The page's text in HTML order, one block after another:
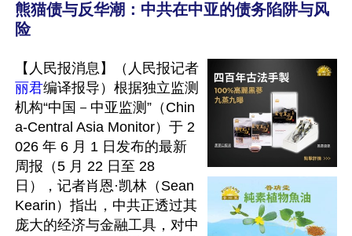
熊猫债与反华潮：中共在中亚的债务陷阱与风
险
【人民报消息】（人民报记者
丽君编译报导）根据独立监测
机构“中国－中亚监测”（Chin
a-Central Asia Monitor）于 2
026 年 6 月 1 日发布的最新
周报（5 月 22 日至 28
日），记者肖恩·凯林（Sean
Kearin）指出，中共正透过其
庞大的经济与金融工具，对中